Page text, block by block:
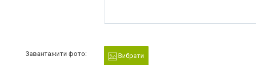
Завантажити фото: Вибрати